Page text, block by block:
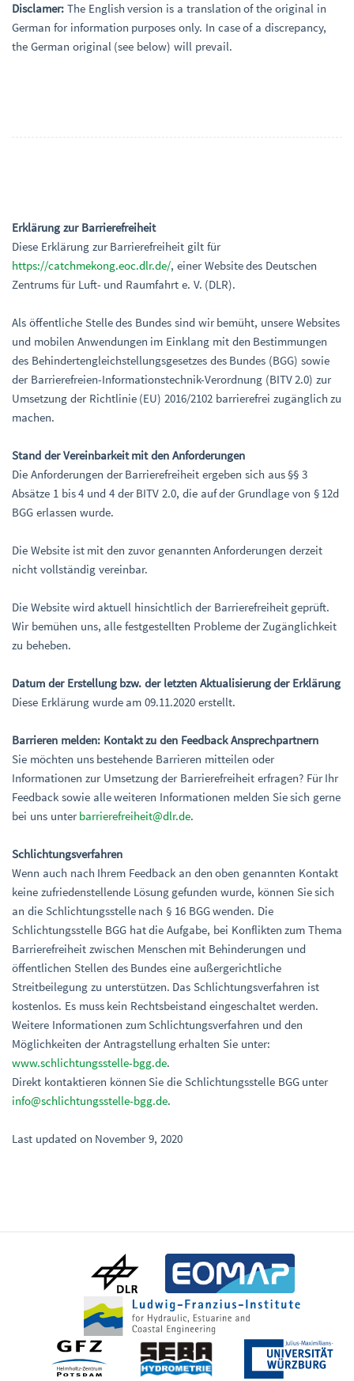
Disclamer: The English version is a translation of the original in
German for information purposes only. In case of a discrepancy,
the German original (see below) will prevail.
Erklärung zur Barrierefreiheit
Diese Erklärung zur Barrierefreiheit gilt für
https://catchmekong.eoc.dlr.de/, einer Website des Deutschen
Zentrums für Luft- und Raumfahrt e. V. (DLR).
Als öffentliche Stelle des Bundes sind wir bemüht, unsere Websites
und mobilen Anwendungen im Einklang mit den Bestimmungen
des Behindertengleichstellungsgesetzes des Bundes (BGG) sowie
der Barrierefreien-Informationstechnik-Verordnung (BITV 2.0) zur
Umsetzung der Richtlinie (EU) 2016/2102 barrierefrei zugänglich zu
machen.
Stand der Vereinbarkeit mit den Anforderungen
Die Anforderungen der Barrierefreiheit ergeben sich aus §§ 3
Absätze 1 bis 4 und 4 der BITV 2.0, die auf der Grundlage von § 12d
BGG erlassen wurde.
Die Website ist mit den zuvor genannten Anforderungen derzeit
nicht vollständig vereinbar.
Die Website wird aktuell hinsichtlich der Barrierefreiheit geprüft.
Wir bemühen uns, alle festgestellten Probleme der Zugänglichkeit
zu beheben.
Datum der Erstellung bzw. der letzten Aktualisierung der Erklärung
Diese Erklärung wurde am 09.11.2020 erstellt.
Barrieren melden: Kontakt zu den Feedback Ansprechpartnern
Sie möchten uns bestehende Barrieren mitteilen oder
Informationen zur Umsetzung der Barrierefreiheit erfragen? Für Ihr
Feedback sowie alle weiteren Informationen melden Sie sich gerne
bei uns unterbarrierefreiheit@dlr.de.
Schlichtungsverfahren
Wenn auch nach Ihrem Feedback an den oben genannten Kontakt
keine zufriedenstellende Lösung gefunden wurde, können Sie sich
an die Schlichtungsstelle nach § 16 BGG wenden. Die
Schlichtungsstelle BGG hat die Aufgabe, bei Konflikten zum Thema
Barrierefreiheit zwischen Menschen mit Behinderungen und
öffentlichen Stellen des Bundes eine außergerichtliche
Streitbeilegung zu unterstützen. Das Schlichtungsverfahren ist
kostenlos. Es muss kein Rechtsbeistand eingeschaltet werden.
Weitere Informationen zum Schlichtungsverfahren und den
Möglichkeiten der Antragstellung erhalten Sie unter:
www.schlichtungsstelle-bgg.de.
Direkt kontaktieren können Sie die Schlichtungsstelle BGG unter
info@schlichtungsstelle-bgg.de.
Last updated on November 9, 2020